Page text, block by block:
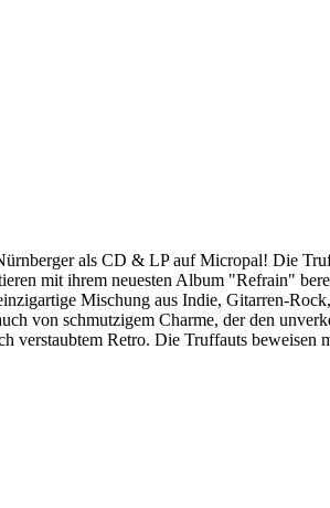
als CD & LP auf Micropal! Die
mit ihrem neuesten Album "Refrain"
Mischung aus Indie, Gitarren-
von schmutzigem Charme, der den
verstaubtem Retro. Die Truffauts